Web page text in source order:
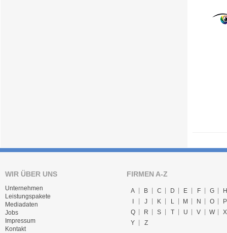
WIR ÜBER UNS
Unternehmen
Leistungspakete
Mediadaten
Jobs
Impressum
Kontakt
FIRMEN A-Z
A B C D E F G
H
J K L M N O
P
Q
R S T U V W
X
Y
Z